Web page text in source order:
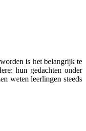
is het belangrijk te
hun gedachten onder
weten leerlingen steeds